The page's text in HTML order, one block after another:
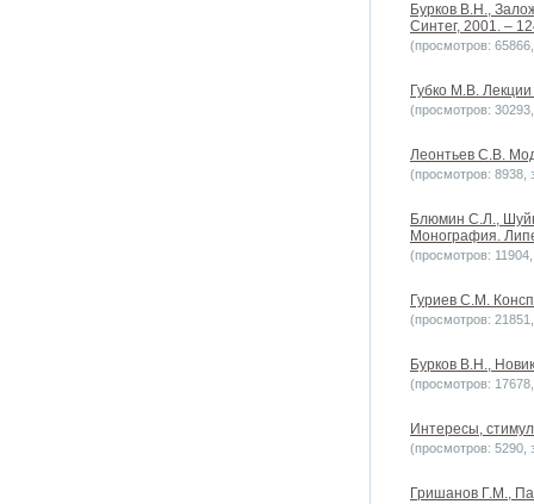
Бурков В.Н.,
Синтег, 2001. –
(просмотров:
Губко М.В.
(просмотров:
Леонтьев С.В.
(просмотров: 8938,
Блюмин С.Л.,
Монография.
(просмотров:
Гуриев С.М.
(просмотров:
Бурков В.Н.,
(просмотров:
Интересы,
(просмотров: 5290,
Гришанов Г.М.,